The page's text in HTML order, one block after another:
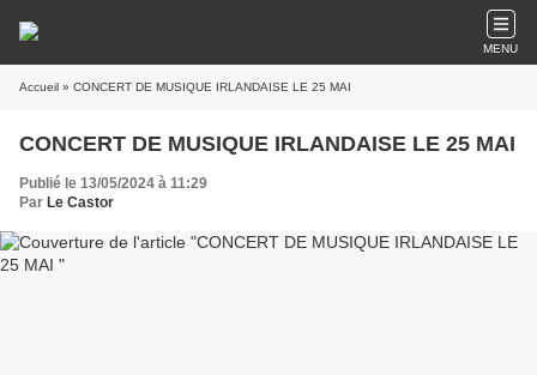
MENU
Accueil » CONCERT DE MUSIQUE IRLANDAISE LE 25 MAI
CONCERT DE MUSIQUE IRLANDAISE LE 25 MAI
Publié le 13/05/2024 à 11:29
Par Le Castor